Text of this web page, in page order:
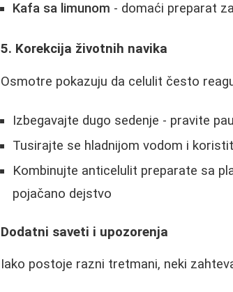
Kafa sa limunom - domaći preparat
5. Korekcija životnih navika
Osmotre pokazuju da celulit često
Izbegavajte dugo sedenje - pravite
Tusirajte se hladnijom vodom i
Kombinujte anticelulit preparate sa
pojačano dejstvo
Dodatni saveti i upozorenja
Iako postoje razni tretmani, neki